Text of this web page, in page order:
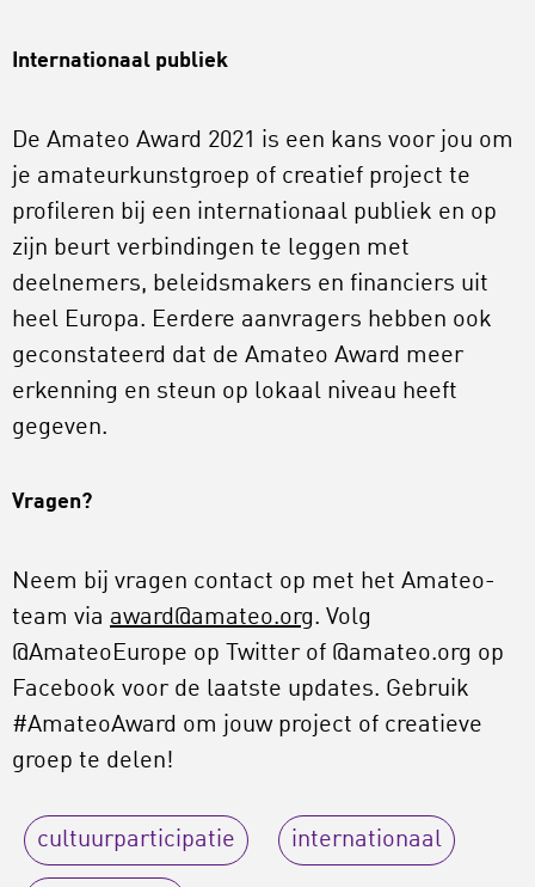
Internationaal publiek
De Amateo Award 2021 is een kans voor jou om
je amateurkunstgroep of creatief project te
profileren bij een internationaal publiek en op
zijn beurt verbindingen te leggen met
deelnemers, beleidsmakers en financiers uit
heel Europa. Eerdere aanvragers hebben ook
geconstateerd dat de Amateo Award meer
erkenning en steun op lokaal niveau heeft
gegeven.
Vragen?
Neem bij vragen contact op met het Amateo-
team via award@amateo.org. Volg
@AmateoEurope op Twitter of @amateo.org op
Facebook voor de laatste updates. Gebruik
#AmateoAward om jouw project of creatieve
groep te delen!
cultuurparticipatie internationaal